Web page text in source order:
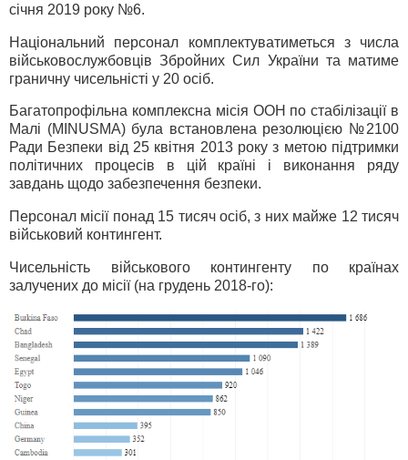
січня 2019 року №6.
Національний персонал комплектуватиметься з числа
військовослужбовців Збройних Сил України та матиме
граничну чисельністі у 20 осіб.
Багатопрофільна комплексна місія ООН по стабілізації в
Малі (MINUSMA) була встановлена резолюцією №2100
Ради Безпеки від 25 квітня 2013 року з метою підтримки
політичних процесів в цій країні і виконання ряду
завдань щодо забезпечення безпеки.
Персонал місії понад 15 тисяч осіб, з них майже 12 тисяч
військовий контингент.
Чисельність військового контингенту по країнах
залучених до місії (на грудень 2018-го):